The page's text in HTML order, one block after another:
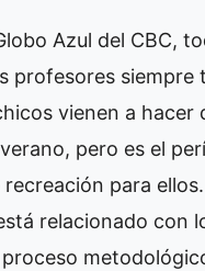
Azul del CBC,
profesores siempre
vienen a hacer
pero es el
para
relacionado con